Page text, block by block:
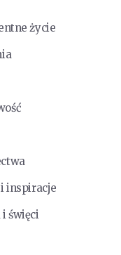
życie
inspiracje
święci